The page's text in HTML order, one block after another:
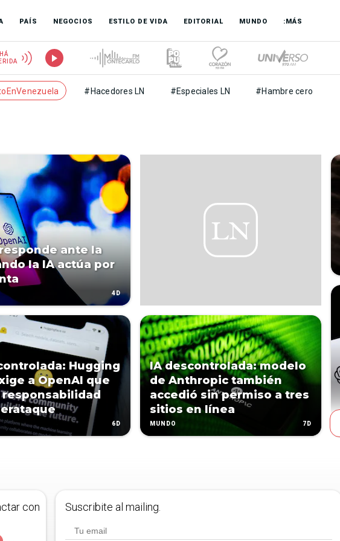
PAÍS NEGOCIOS ESTILO DE VIDA EDITORIAL MUNDO :MÁS
#Hacedores LN #Especiales LN #Hambre cero
ante la
la IA actúa por
4D
Hugging
a OpenAI que
responsabilidad
6D
IA descontrolada: modelo
de Anthropic también
accedió sin permiso a tres
sitios en línea
MUNDO 7D
con Suscribite al mailing.